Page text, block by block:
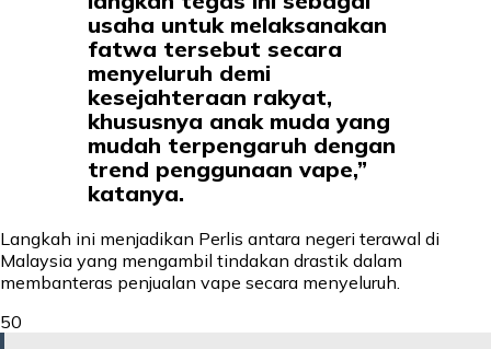
usaha untuk melaksanakan
fatwa tersebut secara
menyeluruh demi
kesejahteraan rakyat,
khususnya anak muda yang
mudah terpengaruh dengan
trend penggunaan vape,”
katanya.
Langkah ini menjadikan Perlis antara negeri terawal di
Malaysia yang mengambil tindakan drastik dalam
membanteras penjualan vape secara menyeluruh.
50